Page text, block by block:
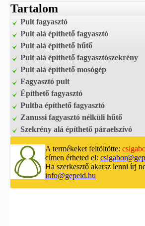
Tartalom
Pult fagyasztó
Pult alá építhető fagyasztó
Pult alá építhető hűtő
Pult alá építhető fagyasztószekrény
Pult alá építhető mosógép
Fagyasztó pult
Építhető fagyasztó
Pultba építhető fagyasztó
Zanussi fagyasztó nélküli hűtő
Szekrény alá építhető páraelszívó
A termékeket feltöltötte:
címen érheted el:
Ha szerkesztő akarsz lenni írj
info@gepeid.hu